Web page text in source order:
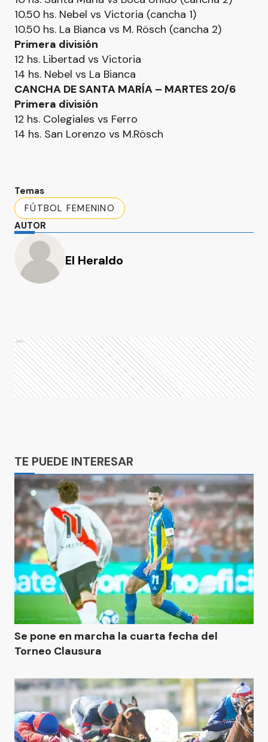
10.50 hs. Nebel vs Victoria (cancha 1)
10.50 hs. La Bianca vs M. Rösch (cancha 2)
Primera división
12 hs. Libertad vs Victoria
14 hs. Nebel vs La Bianca
CANCHA DE SANTA MARÍA – MARTES 20/6
Primera división
12 hs. Colegiales vs Ferro
14 hs. San Lorenzo vs M.Rösch
Temas
FÚTBOL FEMENINO
AUTOR
El Heraldo
Ads
TE PUEDE INTERESAR
Se pone en marcha la cuarta fecha del
Torneo Clausura